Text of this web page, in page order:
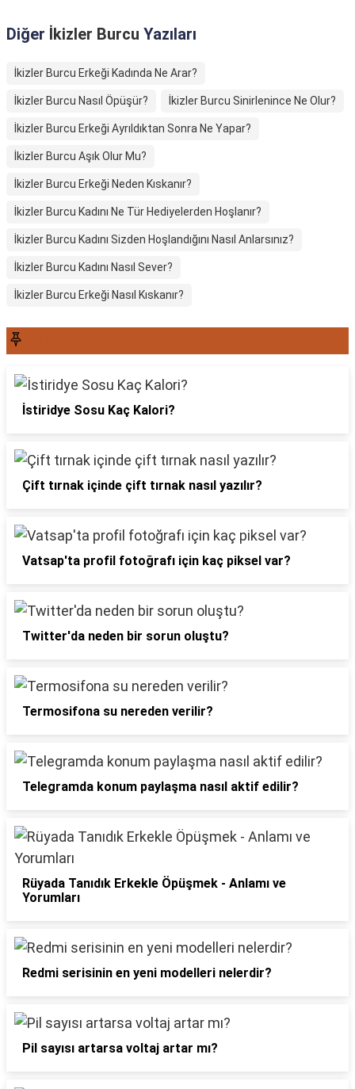
Diğer İkizler Burcu Yazıları
İkizler Burcu Erkeği Kadında Ne Arar?
İkizler Burcu Nasıl Öpüşür? İkizler Burcu Sinirlenince Ne Olur?
İkizler Burcu Erkeği Ayrıldıktan Sonra Ne Yapar?
İkizler Burcu Aşık Olur Mu?
İkizler Burcu Erkeği Neden Kıskanır?
İkizler Burcu Kadını Ne Tür Hediyelerden Hoşlanır?
İkizler Burcu Kadını Sizden Hoşlandığını Nasıl Anlarsınız?
İkizler Burcu Kadını Nasıl Sever?
İkizler Burcu Erkeği Nasıl Kıskanır?
İstiridye Sosu Kaç Kalori?
Çift tırnak içinde çift tırnak nasıl yazılır?
Vatsap'ta profil fotoğrafı için kaç piksel var?
Twitter'da neden bir sorun oluştu?
Termosifona su nereden verilir?
Telegramda konum paylaşma nasıl aktif edilir?
Rüyada Tanıdık Erkekle Öpüşmek - Anlamı ve
Yorumları
Redmi serisinin en yeni modelleri nelerdir?
Pil sayısı artarsa voltaj artar mı?